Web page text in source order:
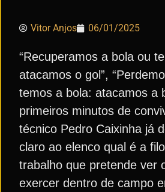
Vitor Anjos 06/01/2025
“Recuperamos a bola ou
atacamos o gol”,
temos a bola: atacamos a
primeiros minutos de
técnico Pedro Caixinha já
claro ao elenco qual é a
trabalho que pretende ver
exercer dentro de campo